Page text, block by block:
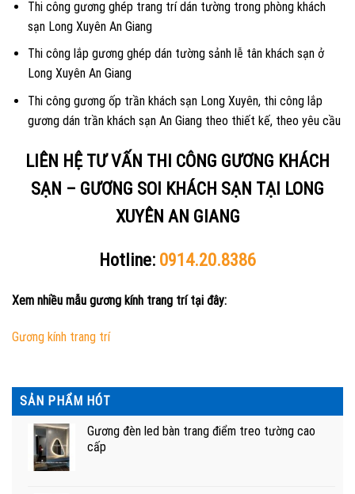
Thi công gương ghép trang trí dán tường trong phòng khách
sạn Long Xuyên An Giang
Thi công lắp gương ghép dán tường sảnh lễ tân khách sạn ở
Long Xuyên An Giang
Thi công gương ốp trần khách sạn Long Xuyên, thi công lắp
gương dán trần khách sạn An Giang theo thiết kế, theo yêu cầu
LIÊN HỆ TƯ VẤN THI CÔNG GƯƠNG KHÁCH
SẠN – GƯƠNG SOI KHÁCH SẠN TẠI LONG
XUYÊN AN GIANG
Hotline: 0914.20.8386
Xem nhiều mẫu gương kính trang trí tại đây:
Gương kính trang trí
SẢN PHẨM HÓT
Gương đèn led bàn trang điểm treo tường cao
cấp